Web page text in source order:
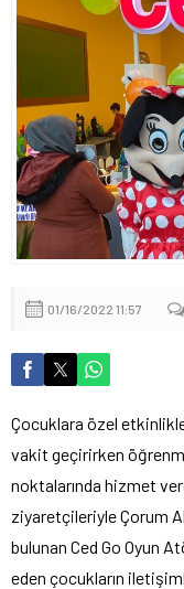
01/16/2022 11:57
Çocuklara özel
vakit geçirirken
noktalarında hizmet
ziyaretçileriyle Çorum
bulunan Ced Go Oyun
eden çocukların